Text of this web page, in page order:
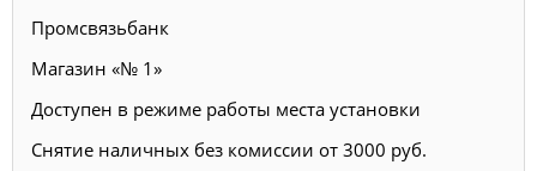
Промсвязьбанк
Магазин «№ 1»
Доступен в режиме работы места установки
Снятие наличных без комиссии от 3000 руб.